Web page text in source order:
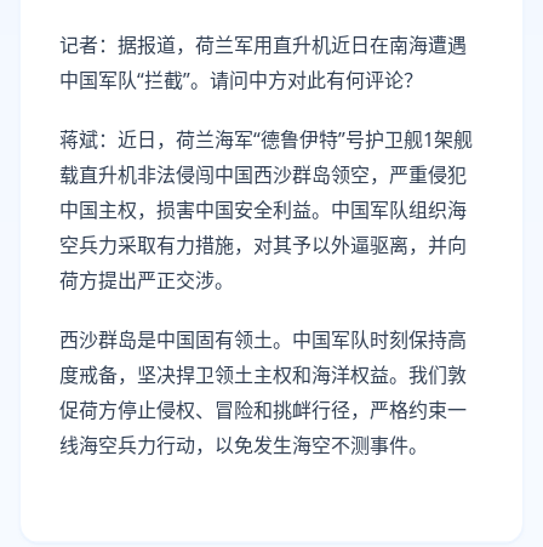
记者：据报道，荷兰军用直升机近日在南海遭遇
中国军队“拦截”。请问中方对此有何评论？
蒋斌：近日，荷兰海军“德鲁伊特”号护卫舰1架舰
载直升机非法侵闯中国西沙群岛领空，严重侵犯
中国主权，损害中国安全利益。中国军队组织海
空兵力采取有力措施，对其予以外逼驱离，并向
荷方提出严正交涉。
西沙群岛是中国固有领土。中国军队时刻保持高
度戒备，坚决捍卫领土主权和海洋权益。我们敦
促荷方停止侵权、冒险和挑衅行径，严格约束一
线海空兵力行动，以免发生海空不测事件。